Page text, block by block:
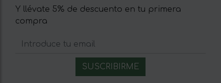
Y llévate 5% de descuento en tu primera
compra